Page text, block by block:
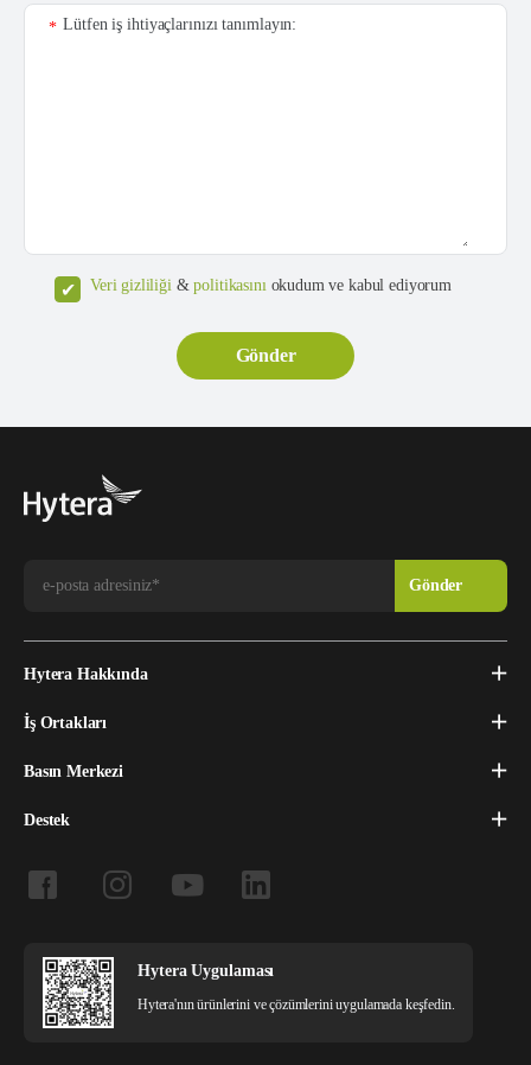
Lütfen iş ihtiyaçlarınızı tanımlayın:
*
Veri gizliliği&politikasınıokudum ve kabul ediyorum
Hytera Hakkında
İş Ortakları
Basın Merkezi
Destek
Hytera Uygulaması
Hytera'nın ürünlerini ve çözümlerini uygulamada keşfedin.